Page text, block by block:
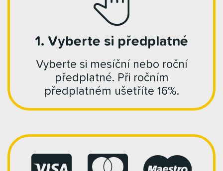
1. Vyberte si předplatné
Vyberte si mesíční nebo roční
předplatné. Při ročním
předplatném ušetříte 16%.